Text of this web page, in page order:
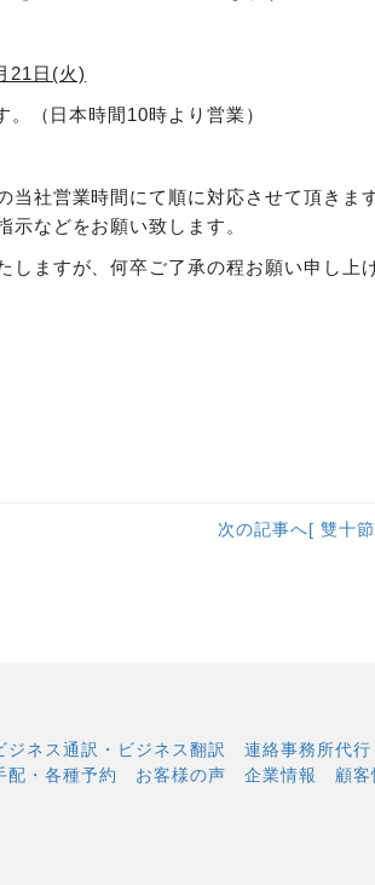
21日(火)
（日本時間10時より営業）
当社営業時間にて順に対応させて頂きま
などをお願い致します。
ますが、何卒ご了承の程お願い申し上
次の記事へ[ 雙十
ジネス通訳・ビジネス翻訳 連絡事務所代
配・各種予約
お客様の声 企業情報 顧